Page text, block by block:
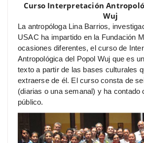
Curso Interpretación
Wuj
La antropóloga Lina Barrios,
USAC ha impartido en la Fundación
ocasiones diferentes, el curso de
Antropológica del Popol Wuj que es
texto a partir de las bases culturales
extraerse de él. El curso consta de
(diarias o una semanal) y ha contado
público.